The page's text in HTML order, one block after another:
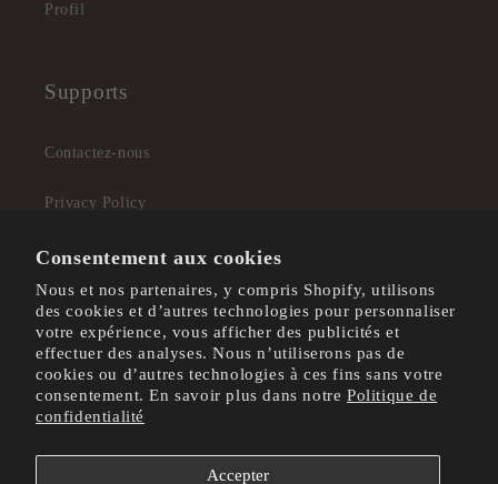
Consentement aux cookies
Nous et nos partenaires, y compris Shopify, utilisons
des cookies et d’autres technologies pour personnaliser
votre expérience, vous afficher des publicités et
effectuer des analyses. Nous n’utiliserons pas de
cookies ou d’autres technologies à ces fins sans votre
consentement. En savoir plus dans notrePolitique de
confidentialité
Accepter
Profil
Supports
Contactez-nous
Privacy Policy
Conditions de vente